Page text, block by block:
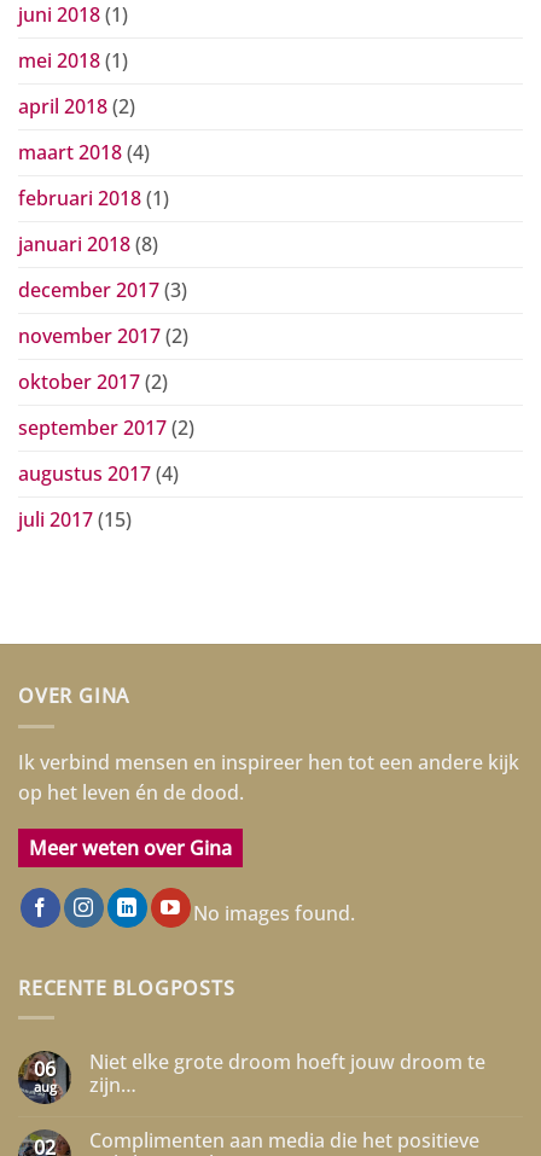
juni 2018(1)
mei 2018(1)
april 2018(2)
maart 2018(4)
februari 2018(1)
januari 2018(8)
december 2017(3)
november 2017(2)
oktober 2017(2)
september 2017(2)
augustus 2017(4)
juli 2017(15)
OVER GINA
Ik verbind mensen en inspireer hen tot een andere kijk
op het leven én de dood.
Meer weten over Gina
No images found.
RECENTE BLOGPOSTS
06
aug
Niet elke grote droom hoeft jouw droom te
zijn…
op
02
Complimenten aan media die het positieve